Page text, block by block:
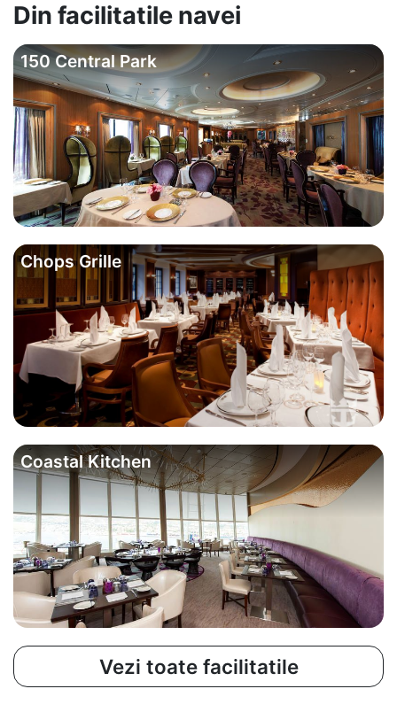
Din facilitatile navei
150 Central Park
Chops Grille
Coastal Kitchen
Vezi toate facilitatile